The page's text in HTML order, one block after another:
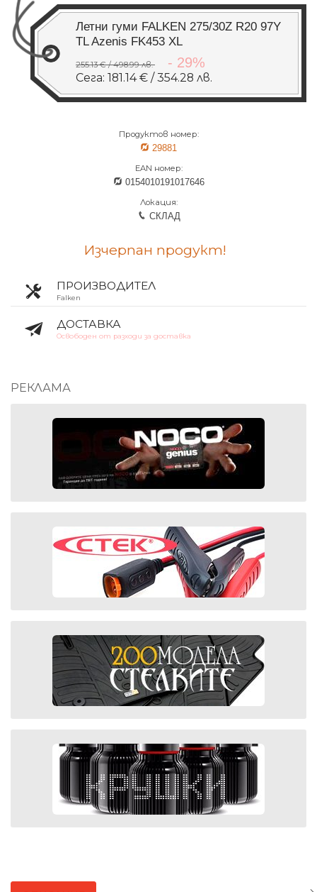
Летни гуми FALKEN 275/30Z R20 97Y
TL Azenis FK453 XL
255.13 € / 498.99 лв. - 29%
Сега: 181.14 € / 354.28 лв.
Продуктов номер:
29881
EAN номер:
0154010191017646
Локация:
СКЛАД
Изчерпан продукт!
ПРОИЗВОДИТЕЛ
Falken
ДОСТАВКА
Освободен от разходи за доставка
РЕКЛАМА